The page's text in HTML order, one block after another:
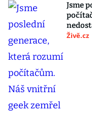
Jsme
Živě.cz